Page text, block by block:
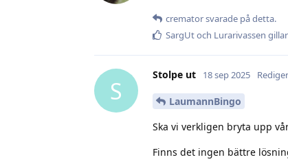
crematorsvarade på detta.
SargUtoch Lurarivassen
S
Stolpe ut 18 sep 2025
LaumannBingo
Ska vi verkligen bryta upp
Finns det ingen bättre